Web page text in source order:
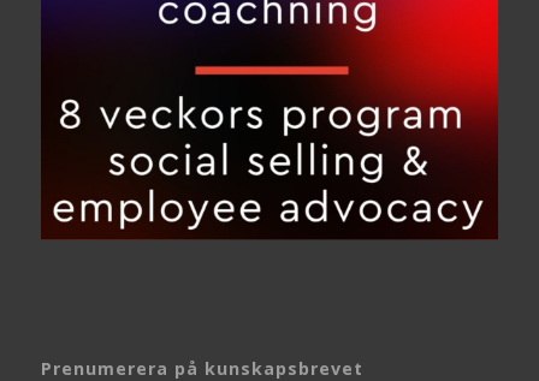
Prenumerera på kunskapsbrevet